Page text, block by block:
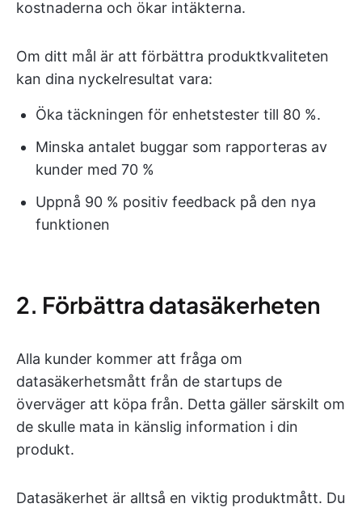
kostnaderna och ökar intäkterna.
Om ditt mål är att förbättra produktkvaliteten
kan dina nyckelresultat vara:
Öka täckningen för enhetstester till 80 %.
Minska antalet buggar som rapporteras av
kunder med 70 %
Uppnå 90 % positiv feedback på den nya
funktionen
2. Förbättra datasäkerheten
Alla kunder kommer att fråga om
datasäkerhetsmått från de startups de
överväger att köpa från. Detta gäller särskilt om
de skulle mata in känslig information i din
produkt.
Datasäkerhet är alltså en viktig produktmått. Du